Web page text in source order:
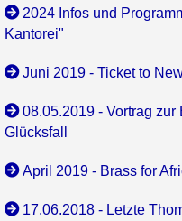
2024 Infos und
Kantorei"
Juni 2019 - Ticket to
08.05.2019 - Vortrag
Glücksfall
April 2019 - Brass for
17.06.2018 - Letzte